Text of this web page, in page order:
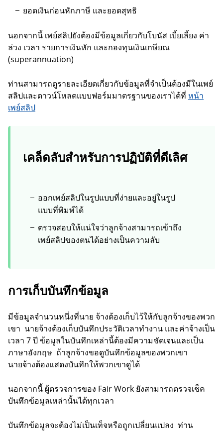
ยอดเงินก่อนหักภาษี และยอดสุทธิ
นอกจากนี้ เพย์สลิปยังต้องมีข้อมูลเกี่ยวกับโบนัส เบี้ยเลี้ยง ค่า
ล่วง เวลา รายการเงินหัก และกองทุนเงินเกษียณ
(superannuation)
ท่านสามารถดูรายละเอียดเกี่ยวกับข้อมูลที่จำเป็นต้องมีในเพย์
สลิปและดาวน์โหลดแบบฟอร์มมาตรฐานของเราได้ที่ หน้า
เพย์สลิป
เคล็ดลับสำหรับการปฏิบัติที่ดีเลิศ
ออกเพย์สลิปในรูปแบบที่ง่ายและอยู่ในรูป
แบบที่พิมพ์ได้
ตรวจสอบให้แน่ใจว่าลูกจ้างสามารถเข้าถึง
เพย์สลิปของตนได้อย่างเป็นความลับ
การเก็บบันทึกข้อมูล
มีข้อมูลจำนวนหนึ่งที่นาย จ้างต้องเก็บไว้ให้กับลูกจ้างของพวก
เขา นายจ้างต้องเก็บบันทึกประวัติเวลาทำงาน และค่าจ้างเป็น
เวลา 7 ปี ข้อมูลในบันทึกเหล่านี้ต้องมีความชัดเจนและเป็น
ภาษาอังกฤษ ถ้าลูกจ้างขอดูบันทึกข้อมูลของพวกเขา
นายจ้างต้องแสดงบันทึกให้พวกเขาดูได้
นอกจากนี้ ผู้ตรวจการของ Fair Work ยังสามารถตรวจเช็ค
บันทึกข้อมูลเหล่านั้นได้ทุกเวลา
บันทึกข้อมูลจะต้องไม่เป็นเท็จหรือถูกเปลี่ยนแปลง ท่าน